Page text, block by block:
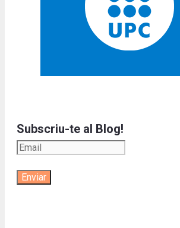
Subscriu-te al Blog!